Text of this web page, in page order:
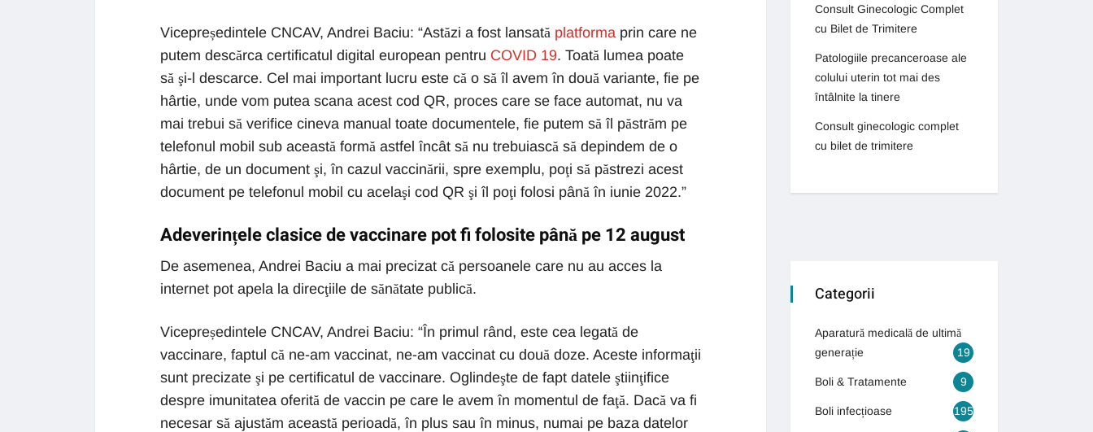
Vicepreședintele CNCAV, Andrei Baciu: “Astăzi a fost lansată platforma prin care ne
putem descărca certificatul digital european pentru COVID 19. Toată lumea poate
să şi-l descarce. Cel mai important lucru este că o să îl avem în două variante, fie pe
hârtie, unde vom putea scana acest cod QR, proces care se face automat, nu va
mai trebui să verifice cineva manual toate documentele, fie putem să îl păstrăm pe
telefonul mobil sub această formă astfel încât să nu trebuiască să depindem de o
hârtie, de un document şi, în cazul vaccinării, spre exemplu, poţi să păstrezi acest
document pe telefonul mobil cu acelaşi cod QR şi îl poţi folosi până în iunie 2022.”
Adeverințele clasice de vaccinare pot fi folosite până pe 12 august
De asemenea, Andrei Baciu a mai precizat că persoanele care nu au acces la
internet pot apela la direcţiile de sănătate publică.
Vicepreședintele CNCAV, Andrei Baciu: “În primul rând, este cea legată de
vaccinare, faptul că ne-am vaccinat, ne-am vaccinat cu două doze. Aceste informaţii
sunt precizate şi pe certificatul de vaccinare. Oglindeşte de fapt datele ştiinţifice
despre imunitatea oferită de vaccin pe care le avem în momentul de faţă. Dacă va fi
necesar să ajustăm această perioadă, în plus sau în minus, numai pe baza datelor
Consult Ginecologic Complet
cu Bilet de Trimitere
Patologiile precanceroase ale
colului uterin tot mai des
întâlnite la tinere
Consult ginecologic complet
cu bilet de trimitere
Categorii
Aparatură medicală de ultimă
generație
19
Boli & Tratamente 9
Boli infecțioase 195